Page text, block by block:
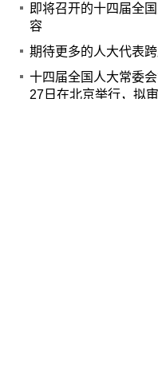
即将召开的十四届全
容
期待更多的人大代表
十四届全国人大常委
27日在北京举行，拟